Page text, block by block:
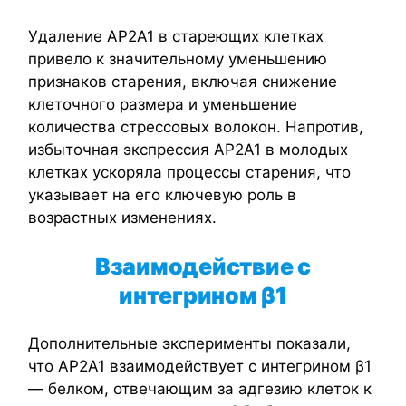
Удаление AP2A1 в стареющих клетках
привело к значительному уменьшению
признаков старения, включая снижение
клеточного размера и уменьшение
количества стрессовых волокон. Напротив,
избыточная экспрессия AP2A1 в молодых
клетках ускоряла процессы старения, что
указывает на его ключевую роль в
возрастных изменениях.
Взаимодействие с
интегрином β1
Дополнительные эксперименты показали,
что AP2A1 взаимодействует с интегрином β1
— белком, отвечающим за адгезию клеток к